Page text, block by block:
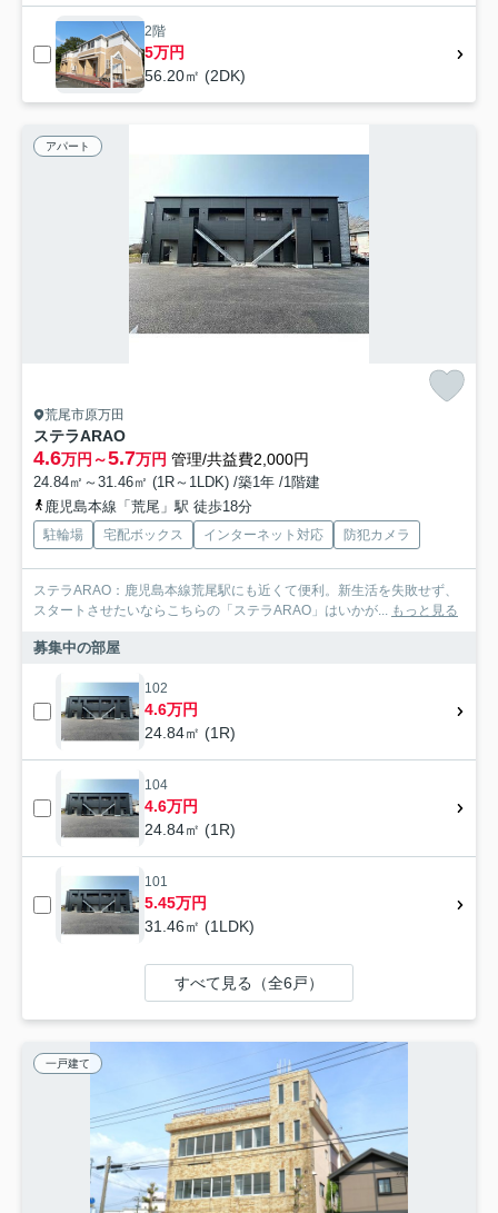
2階
5万円
56.20㎡ (2DK)
アパート
荒尾市原万田
ステラARAO
4.6万円～5.7万円 管理/共益費2,000円
24.84㎡～31.46㎡ (1R～1LDK) /築1年 /1階建
鹿児島本線「荒尾」駅 徒歩18分
駐輪場 宅配ボックス インターネット対応 防犯カメラ
ステラARAO：鹿児島本線荒尾駅にも近くて便利。新生活を失敗せず、
スタートさせたいならこちらの「ステラARAO」はいかが... もっと見る
募集中の部屋
102
4.6万円
24.84㎡ (1R)
104
4.6万円
24.84㎡ (1R)
101
5.45万円
31.46㎡ (1LDK)
すべて見る（全6戸）
一戸建て